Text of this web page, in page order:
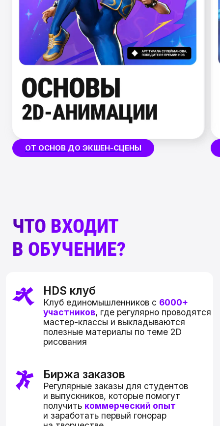
ЧТО ВХОДИТ
В ОБУЧЕНИЕ?
Очень много практики
Свыше120 практических заданий
детальный разбор
2D-художника с опытом работы в арт-
индустрии
Регулярные заказы для студентов
и выпускников, которые помогут
получитькоммерческий опыт
поэтому каждому студенту
доступно 2 месяца
их можно использовать по частям или
целиком
HDS клуб
участников, где регулярно проводятся
мастер-классы и выкладываются
полезные материалы по теме 2D